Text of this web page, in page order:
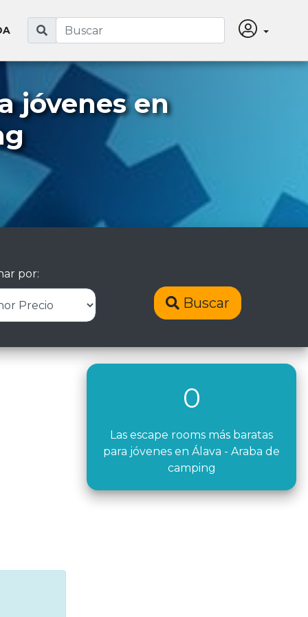
jóvenes en
por:
Buscar
0
Las escape rooms más baratas
para jóvenes en Álava - Araba de
camping